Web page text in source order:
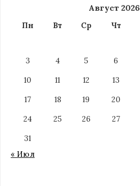
Август 2026
Пн Вт Ср Чт
3
4 5 6
10
11 12 13
17
18 19 20
24
25 26 27
31
« Июл